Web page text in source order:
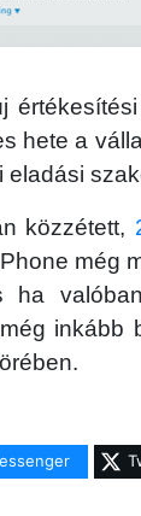
hete a
eladási
közzétett,
még
inkább